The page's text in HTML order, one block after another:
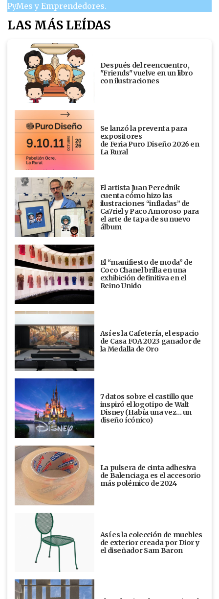
PyMes y Emprendedores.
LAS MÁS LEÍDAS
Después del reencuentro,
"Friends" vuelve en un libro
con ilustraciones
Se lanzó la preventa para
expositores
de Feria Puro Diseño 2026 en
La Rural
El artista Juan Perednik
cuenta cómo hizo las
ilustraciones “infladas” de
Ca7riel y Paco Amoroso para
el arte de tapa de su nuevo
álbum
El “manifiesto de moda” de
Coco Chanel brilla en una
exhibición definitiva en el
Reino Unido
Así es la Cafetería, el espacio
de Casa FOA 2023 ganador de
la Medalla de Oro
7 datos sobre el castillo que
inspiró el logotipo de Walt
Disney (Había una vez... un
diseño ícónico)
La pulsera de cinta adhesiva
de Balenciaga es el accesorio
más polémico de 2024
Así es la colección de muebles
de exterior creada por Dior y
el diseñador Sam Baron